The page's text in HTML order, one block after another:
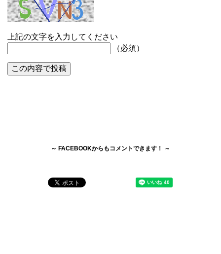
上記の文字を入力してください
（必須）
～ FACEBOOKからもコメントできます！ ～